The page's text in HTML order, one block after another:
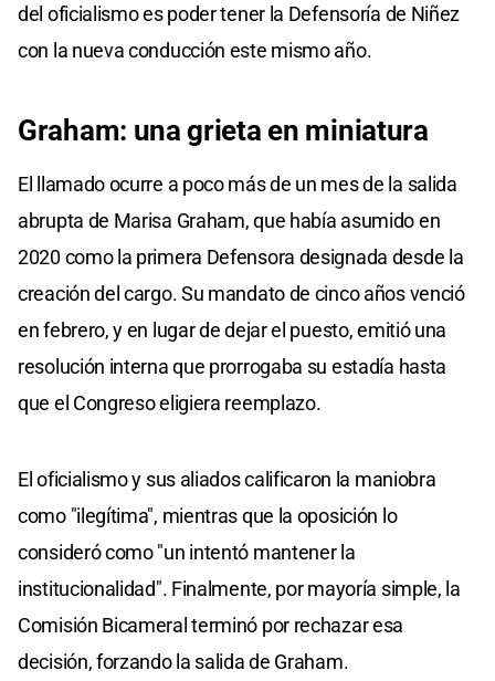
del oficialismo es poder tener la Defensoría de Niñez
con la nueva conducción este mismo año.
Graham: una grieta en miniatura
El llamado ocurre a poco más de un mes de la salida
abrupta de Marisa Graham, que había asumido en
2020 como la primera Defensora designada desde la
creación del cargo. Su mandato de cinco años venció
en febrero, y en lugar de dejar el puesto, emitió una
resolución interna que prorrogaba su estadía hasta
que el Congreso eligiera reemplazo.
El oficialismo y sus aliados calificaron la maniobra
como "ilegítima", mientras que la oposición lo
consideró como "un intentó mantener la
institucionalidad". Finalmente, por mayoría simple, la
Comisión Bicameral terminó por rechazar esa
decisión, forzando la salida de Graham.